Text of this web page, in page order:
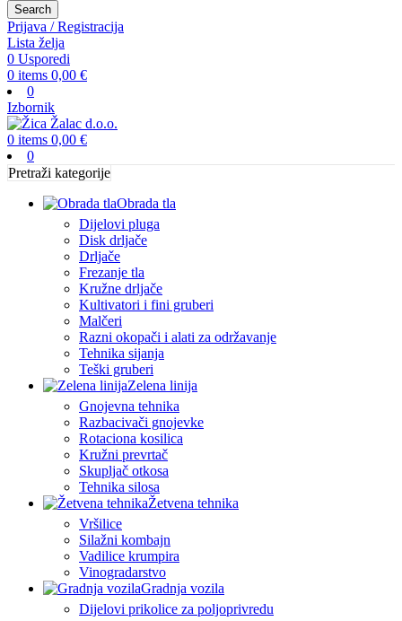
Search
Prijava / Registracija
Lista želja
0 Usporedi
0 items 0,00 €
0
Izbornik
0 items 0,00 €
0
Pretraži kategorije
Obrada tla
Dijelovi pluga
Disk drljače
Drljače
Frezanje tla
Kružne drljače
Kultivatori i fini gruberi
Malčeri
Razni okopači i alati za održavanje
Tehnika sijanja
Teški gruberi
Zelena linija
Gnojevna tehnika
Razbacivači gnojevke
Rotaciona kosilica
Kružni prevrtač
Skupljač otkosa
Tehnika silosa
Žetvena tehnika
Vršilice
Silažni kombajn
Vadilice krumpira
Vinogradarstvo
Gradnja vozila
Dijelovi prikolice za poljoprivredu